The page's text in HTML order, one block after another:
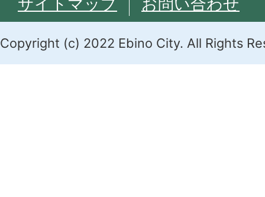
Copyright (c) 2022 Ebino City. All Rights